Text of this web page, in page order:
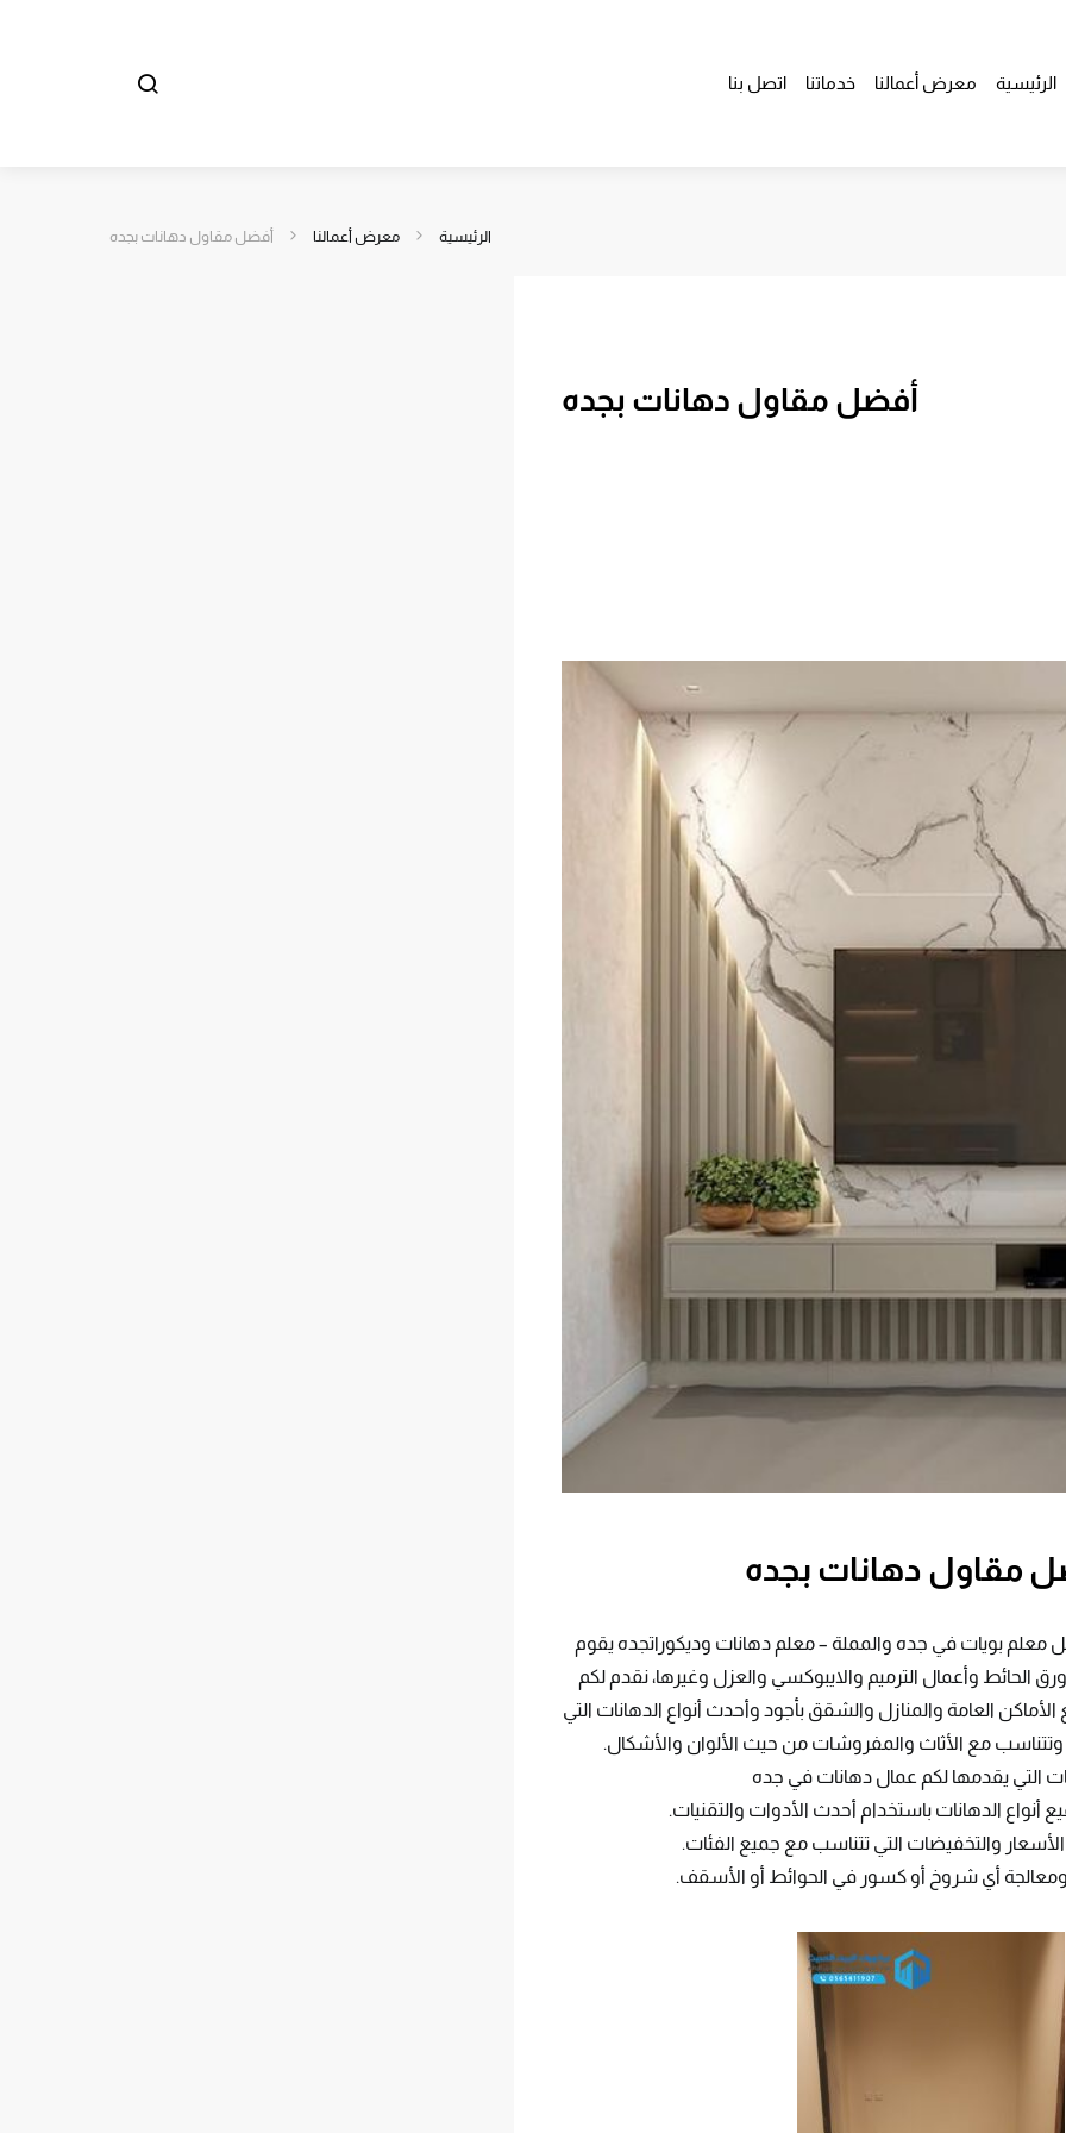
الرئيسية معرض أعمالنا خدماتنا اتصل بنا
الرئيسية معرض أعمالنا أفضل مقاول دهانات بجده
أفضل مقاول دهانات بجده
مقاول دهانات بجده
بويات في جده والمملة – معلم دهانات وديكوراتجده يقوم
الحائط وأعمال الترميم والايبوكسي والعزل وغيرها، نقدم لكم
العامة والمنازل والشقق بأجود وأحدث أنواع الدهانات التي
مع الأثاث والمفروشات من حيث الألوان والأشكال.
التي يقدمها لكم عمال دهانات في جده